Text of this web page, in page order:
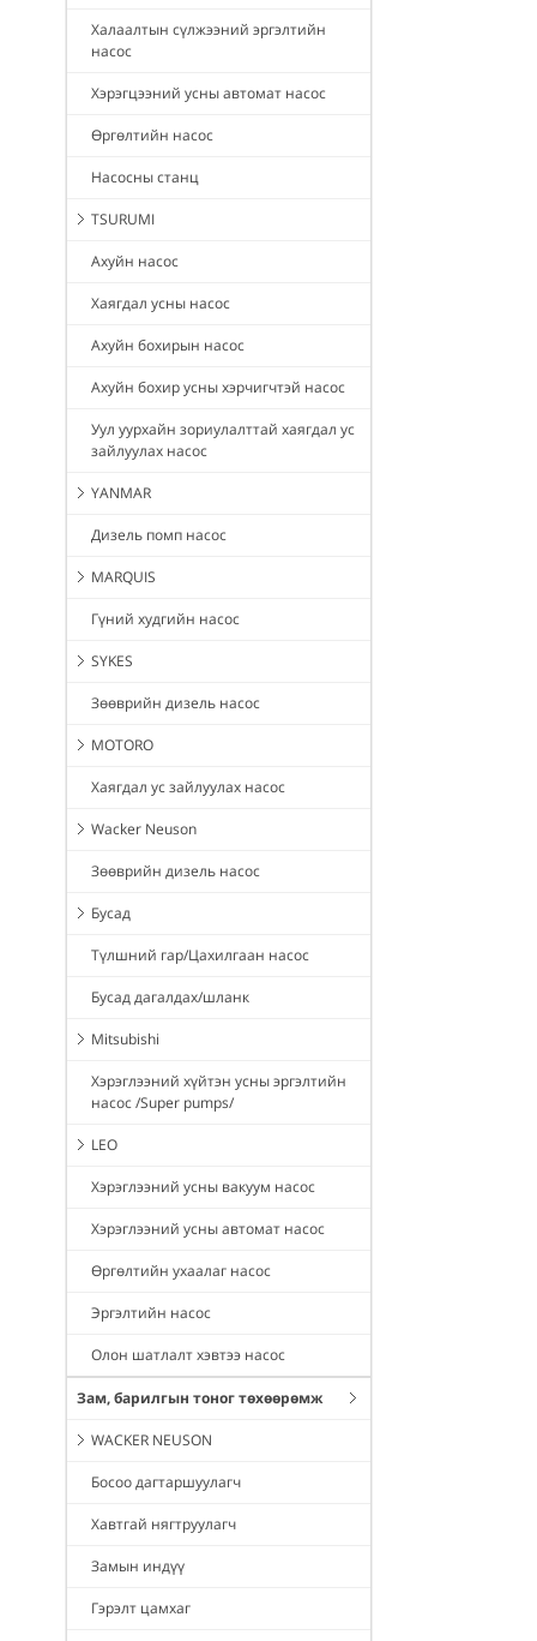
Халаалтын сүлжээний эргэлтийн
насос
Хэрэгцээний усны автомат насос
Өргөлтийн насос
Насосны станц
TSURUMI
Ахуйн насос
Хаягдал усны насос
Ахуйн бохирын насос
Ахуйн бохир усны хэрчигчтэй насос
Уул уурхайн зориулалттай хаягдал ус
зайлуулах насос
YANMAR
Дизель помп насос
MARQUIS
Гүний худгийн насос
SYKES
Зөөврийн дизель насос
MOTORO
Хаягдал ус зайлуулах насос
Wacker Neuson
Зөөврийн дизель насос
Бусад
Түлшний гар/Цахилгаан насос
Бусад дагалдах/шланк
Mitsubishi
Хэрэглээний хүйтэн усны эргэлтийн
насос /Super pumps/
LEO
Хэрэглээний усны вакуум насос
Хэрэглээний усны автомат насос
Өргөлтийн ухаалаг насос
Эргэлтийн насос
Олон шатлалт хэвтээ насос
Зам, барилгын тоног төхөөрөмж
WACKER NEUSON
Босоо дагтаршуулагч
Хавтгай нягтруулагч
Замын индүү
Гэрэлт цамхаг